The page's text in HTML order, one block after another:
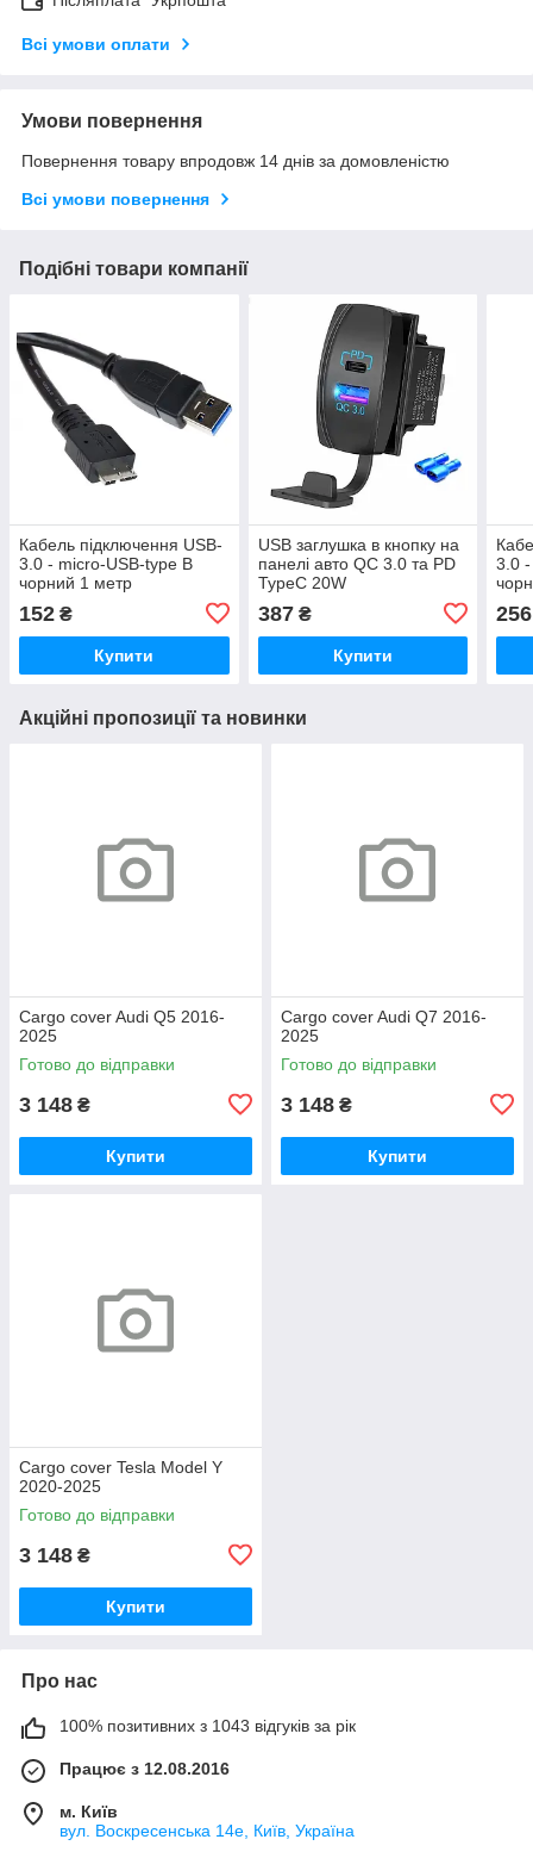
Всі умови оплати
Умови повернення
Повернення товару впродовж 14 днів за домовленістю
Всі умови повернення
Подібні товари компанії
Кабель підключення USB-
3.0 - micro-USB-type B
чорний 1 метр
152 ₴
Купити
USB заглушка в кнопку на
панелі авто QC 3.0 та PD
TypeC 20W
387₴
Купити
3.0
256
Акційні пропозиції та новинки
Cargo cover Audi Q5 2016-
2025
Готово до відправки
3 148 ₴
Купити
Cargo cover Audi Q7 2016-
2025
Готово до відправки
3 148 ₴
Купити
Cargo cover Tesla Model Y
2020-2025
Готово до відправки
3 148 ₴
Купити
Про нас
100% позитивних з 1043 відгуків за рік
Працює з 12.08.2016
м. Київ
вул. Воскресенська 14е, Київ, Україна